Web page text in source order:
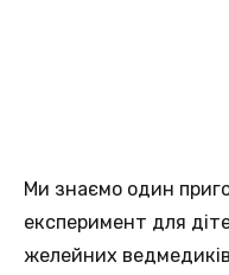
Ми знаємо один
експеримент для
желейних